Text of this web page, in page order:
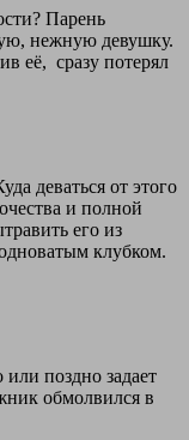
Парень
нежную девушку.
её, сразу потерял
деваться от этого
и полной
его из
клубком.
поздно задает
обмолвился в